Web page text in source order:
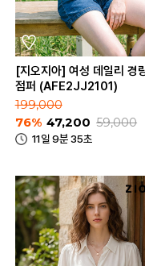
[지오지아] 여성 데일리 경
점퍼 (AFE2JJ2101)
199,000
76% 47,200 59,000
11일 9분 35초